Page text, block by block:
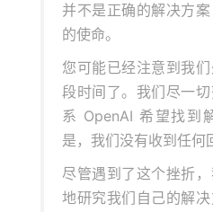
并不是正确的解决方
的使命。
您可能已经注意到我
段时间了。我们尽一
系 OpenAI 希望找到
是，我们没有收到任何
尽管遇到了这个挫折
地研究我们自己的解